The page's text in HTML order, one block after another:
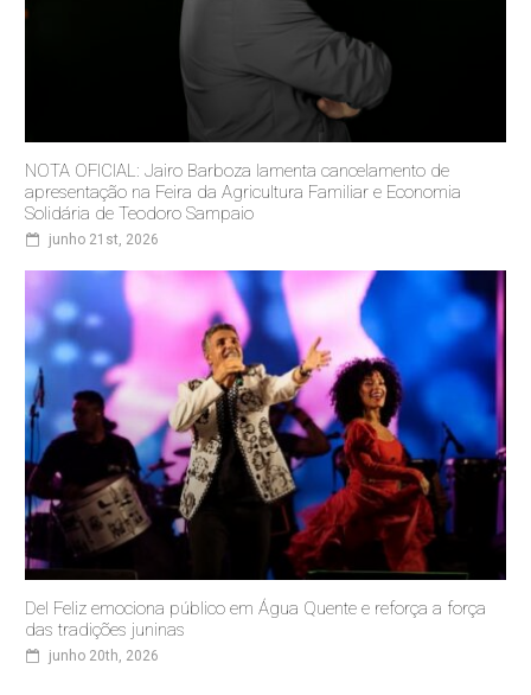
NOTA OFICIAL: Jairo Barboza lamenta cancelamento de
apresentação na Feira da Agricultura Familiar e Economia
Solidária de Teodoro Sampaio
junho 21st, 2026
Del Feliz emociona público em Água Quente e reforça a força
das tradições juninas
junho 20th, 2026